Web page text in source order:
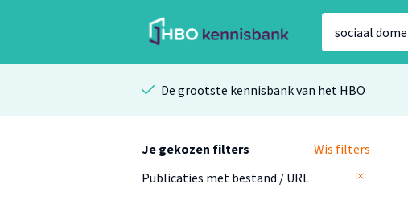
De grootste kennisbank van het HBO
Je gekozen filters
Wis filters
Publicaties met bestand / URL